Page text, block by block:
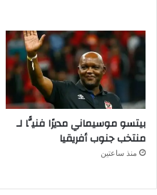
بيتسو موسيماني مديرًا فنيًّا لـ
منتخب جنوب أفريقيا
منذ ساعتين